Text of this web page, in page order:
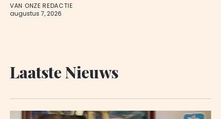
VAN ONZE REDACTIE
augustus 7, 2026
Laatste Nieuws